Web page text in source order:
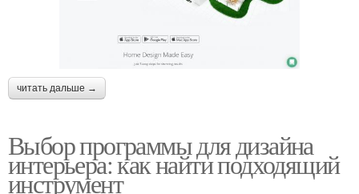
читать дальше →
Выбор программы для дизайна
интерьера: как найти подходящий
инструмент